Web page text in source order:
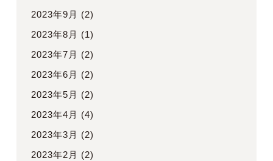
2023年9月 (2)
2023年8月 (1)
2023年7月 (2)
2023年6月 (2)
2023年5月 (2)
2023年4月 (4)
2023年3月 (2)
2023年2月 (2)